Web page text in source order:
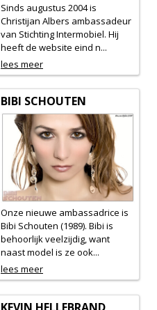
Sinds augustus 2004 is
Christijan Albers ambassadeur
van Stichting Intermobiel. Hij
heeft de website eind n...
lees meer
BIBI SCHOUTEN
Onze nieuwe ambassadrice is
Bibi Schouten (1989). Bibi is
behoorlijk veelzijdig, want
naast model is ze ook...
lees meer